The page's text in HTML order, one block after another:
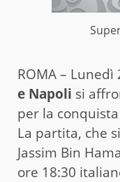
ROMA –
e Napoli si
per la
La partita, che
Jassim Bin
ore 18:30